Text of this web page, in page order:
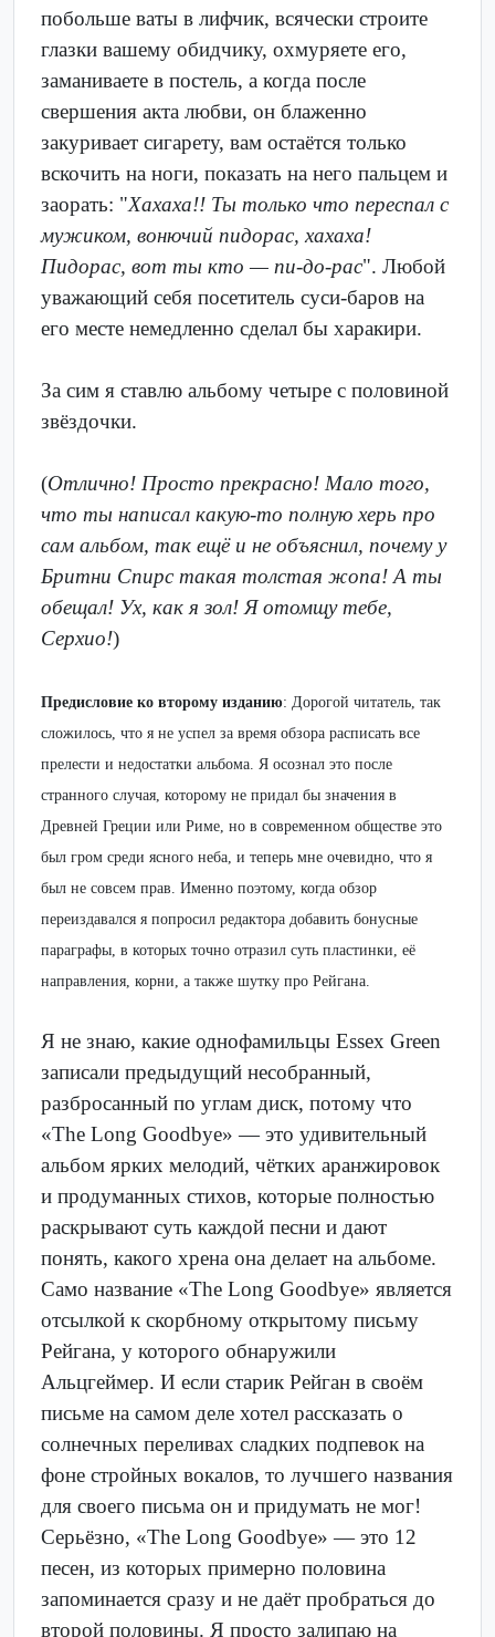
побольше ваты в лифчик, всячески строите
глазки вашему обидчику, охмуряете его,
заманиваете в постель, а когда после
свершения акта любви, он блаженно
закуривает сигарету, вам остаётся только
вскочить на ноги, показать на него пальцем и
заорать: "Хахаха!! Ты только что переспал с
мужиком, вонючий пидорас, хахаха!
Пидорас, вот ты кто — пи-до-рас". Любой
уважающий себя посетитель суси-баров на
его месте немедленно сделал бы харакири.
За сим я ставлю альбому четыре с половиной
звёздочки.
(Отлично! Просто прекрасно! Мало того,
что ты написал какую-то полную херь про
сам альбом, так ещё и не объяснил, почему у
Бритни Спирс такая толстая жопа! А ты
обещал! Ух, как я зол! Я отомщу тебе,
Серхио!)
Предисловие ко второму изданию: Дорогой читатель, так
сложилось, что я не успел за время обзора расписать все
прелести и недостатки альбома. Я осознал это после
странного случая, которому не придал бы значения в
Древней Греции или Риме, но в современном обществе это
был гром среди ясного неба, и теперь мне очевидно, что я
был не совсем прав. Именно поэтому, когда обзор
переиздавался я попросил редактора добавить бонусные
параграфы, в которых точно отразил суть пластинки, её
направления, корни, а также шутку про Рейгана.
Я не знаю, какие однофамильцы Essex Green
записали предыдущий несобранный,
разбросанный по углам диск, потому что
«The Long Goodbye» — это удивительный
альбом ярких мелодий, чётких аранжировок
и продуманных стихов, которые полностью
раскрывают суть каждой песни и дают
понять, какого хрена она делает на альбоме.
Само название «The Long Goodbye» является
отсылкой к скорбному открытому письму
Рейгана, у которого обнаружили
Альцгеймер. И если старик Рейган в своём
письме на самом деле хотел рассказать о
солнечных переливах сладких подпевок на
фоне стройных вокалов, то лучшего названия
для своего письма он и придумать не мог!
Серьёзно, «The Long Goodbye» — это 12
песен, из которых примерно половина
запоминается сразу и не даёт пробраться до
второй половины. Я просто залипаю на